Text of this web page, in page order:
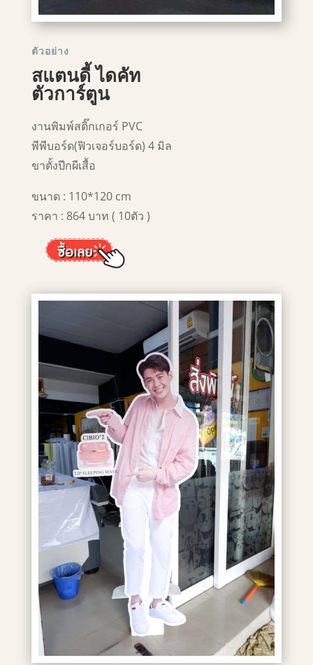
ตัวอย่าง
สแตนดี้ ไดคัท
ตัวการ์ตูน
งานพิมพ์สติ๊กเกอร์ PVC
พีพีบอร์ด(ฟิวเจอร์บอร์ด) 4 มิล
ขาตั้งปีกผีเสื้อ
ขนาด : 110*120 cm
ราคา : 864 บาท ( 10ตัว )